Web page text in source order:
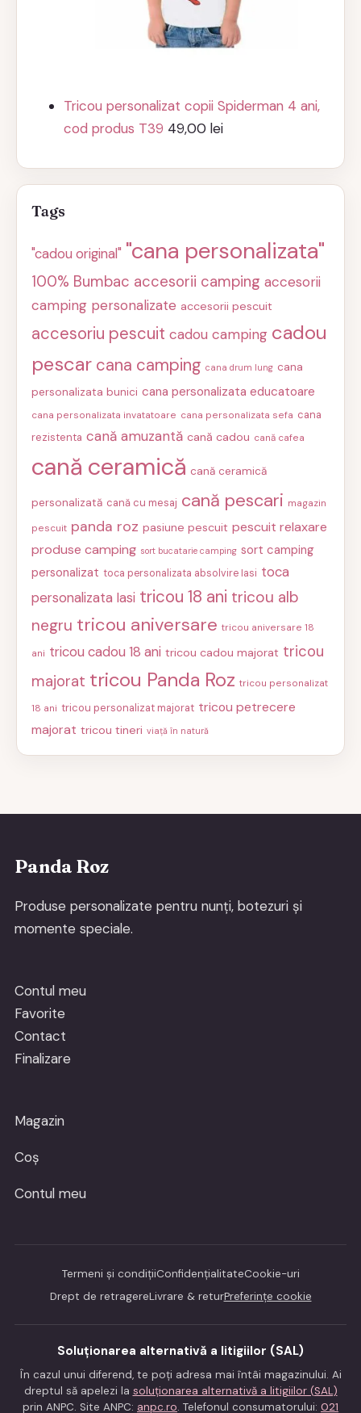
Tricou personalizat copii Spiderman 4 ani,
cod produs T39 49,00lei
Tags
"cadou original" "cana personalizata"
100% Bumbac accesorii camping accesorii
camping personalizate accesorii pescuit
accesoriu pescuit cadou camping cadou
pescar cana camping cana drum lung cana
personalizata bunici cana personalizata educatoare
cana personalizata invatatoare cana personalizata sefa cana
rezistenta cană amuzantă cană cadou cană cafea
cană ceramică cană ceramică
personalizată cană cu mesaj cană pescari magazin
pescuit panda roz pasiune pescuit pescuit relaxare
produse camping sort bucatarie camping sort camping
personalizat toca personalizata absolvire Iasi toca
personalizata Iasi tricou 18 ani tricou alb
negru tricou aniversare tricou aniversare 18
ani tricou cadou 18 ani tricou cadou majorat tricou
majorat tricou Panda Roz tricou personalizat
18 ani tricou personalizat majorat tricou petrecere
majorat tricou tineri viață în natură
Panda Roz
Produse personalizate pentru nunți, botezuri și
momente speciale.
Contul meu
Favorite
Contact
Finalizare
Magazin
Coș
Contul meu
Termeni și condițiiConfidențialitateCookie-uri
Drept de retragereLivrare & returPreferințe cookie
Soluționarea alternativă a litigiilor (SAL)
În cazul unui diferend, te poți adresa mai întâi magazinului. Ai
dreptul să apelezi la soluționarea alternativă a litigiilor (SAL)
prin ANPC. Site ANPC: anpc.ro. Telefonul consumatorului: 021